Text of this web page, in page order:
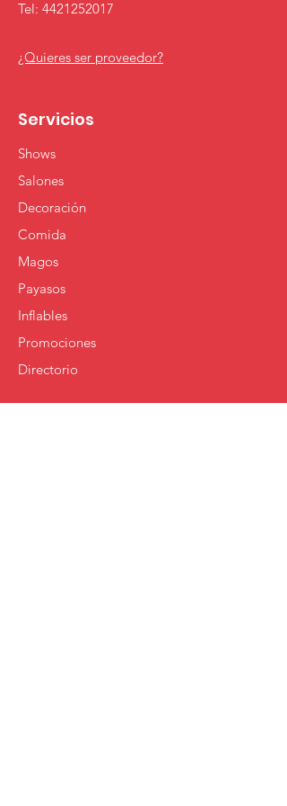
Tel: 4421252017
¿Quieres ser proveedor?
Servicios
Shows
Salones
Decoración
Comida
Magos
Payasos
Inflables
Promociones
Directorio